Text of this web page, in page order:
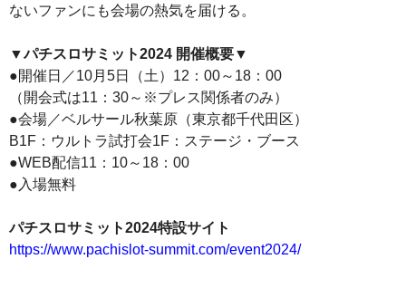
ないファンにも会場の熱気を届ける。
▼パチスロサミット2024 開催概要▼
●開催日／10月5日（土）12：00～18：00
（開会式は11：30～※プレス関係者のみ）
●会場／ベルサール秋葉原（東京都千代田区）
B1F：ウルトラ試打会1F：ステージ・ブース
●WEB配信11：10～18：00
●入場無料
パチスロサミット2024特設サイト
https://www.pachislot-summit.com/event2024/